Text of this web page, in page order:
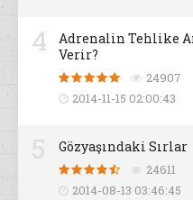
4
Adrenalin Tehlike
Verir?
24907
2014-11-15 02:00:43
Gözyaşındaki Sırlar
24611
2014-08-13 03:46:45